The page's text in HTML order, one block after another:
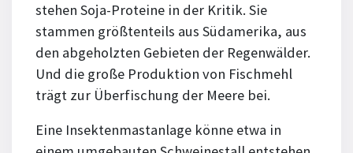
stehen Soja-Proteine in der Kritik. Sie
stammen größtenteils aus Südamerika, aus
den abgeholzten Gebieten der Regenwälder.
Und die große Produktion von Fischmehl
trägt zur Überfischung der Meere bei.
Eine Insektenmastanlage könne etwa in